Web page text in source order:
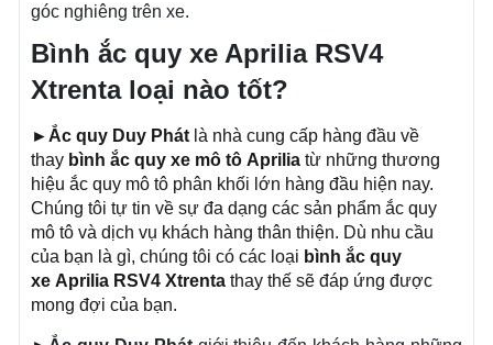
góc nghiêng trên xe.
Bình ắc quy xe Aprilia RSV4
Xtrenta loại nào tốt?
► Ắc quy Duy Phátlà nhà cung cấp hàng đầu về
thay bình ắc quy xe mô tô Aprilia từ những thương
hiệu ắc quy mô tô phân khối lớn hàng đầu hiện nay.
Chúng tôi tự tin về sự đa dạng các sản phẩm ắc quy
mô tô và dịch vụ khách hàng thân thiện. Dù nhu cầu
của bạn là gì, chúng tôi có các loại bình ắc quy
xe Aprilia RSV4 Xtrentathay thế sẽ đáp ứng được
mong đợi của bạn.